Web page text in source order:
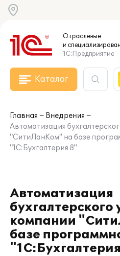
Отраслевые
и
1С:Предприятие
Каталог
Главная
Внедрения
Автоматизация
"СитиЛанКом" на базе
"1С:Бухгалтерия 8"
Автоматизация
бухгалтерского
компании
базе